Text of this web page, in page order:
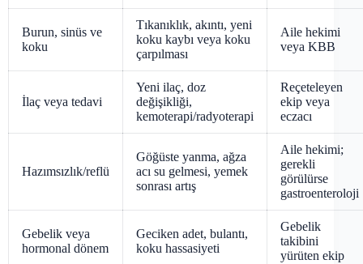
Burun, sinüs ve
koku
Tıkanıklık, akıntı, yeni
koku kaybı veya koku
çarpılması
Aile hekimi
veya KBB
İlaç veya tedavi
Yeni ilaç, doz
değişikliği,
kemoterapi/radyoterapi
Reçeteleyen
ekip veya
eczacı
Hazımsızlık/reflü
Göğüste yanma, ağza
acı su gelmesi, yemek
sonrası artış
Aile hekimi;
gerekli
görülürse
gastroenteroloji
Gebelik veya
hormonal dönem
Geciken adet, bulantı,
koku hassasiyeti
Gebelik
takibini
yürüten ekip